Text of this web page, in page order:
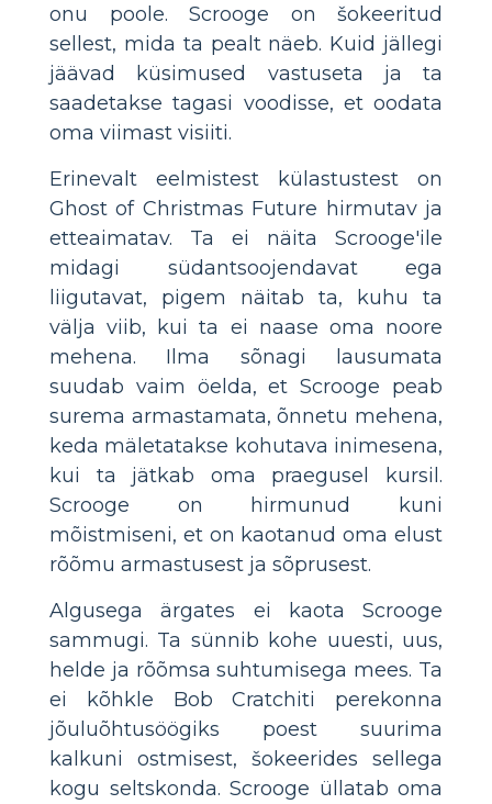
onu poole. Scrooge on šokeeritud
sellest, mida ta pealt näeb. Kuid jällegi
jäävad küsimused vastuseta ja ta
saadetakse tagasi voodisse, et oodata
oma viimast visiiti.
Erinevalt eelmistest külastustest on
Ghost of Christmas Future hirmutav ja
etteaimatav. Ta ei näita Scrooge'ile
midagi südantsoojendavat ega
liigutavat, pigem näitab ta, kuhu ta
välja viib, kui ta ei naase oma noore
mehena. Ilma sõnagi lausumata
suudab vaim öelda, et Scrooge peab
surema armastamata, õnnetu mehena,
keda mäletatakse kohutava inimesena,
kui ta jätkab oma praegusel kursil.
Scrooge on hirmunud kuni
mõistmiseni, et on kaotanud oma elust
rõõmu armastusest ja sõprusest.
Algusega ärgates ei kaota Scrooge
sammugi. Ta sünnib kohe uuesti, uus,
helde ja rõõmsa suhtumisega mees. Ta
ei kõhkle Bob Cratchiti perekonna
jõuluõhtusöögiks poest suurima
kalkuni ostmisest, šokeerides sellega
kogu seltskonda. Scrooge üllatab oma